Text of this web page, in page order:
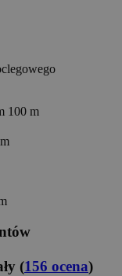
100 m
(156 ocena)